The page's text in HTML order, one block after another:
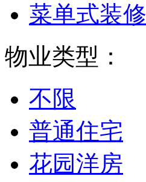
菜单式装修
物业类型：
不限
普通住宅
花园洋房